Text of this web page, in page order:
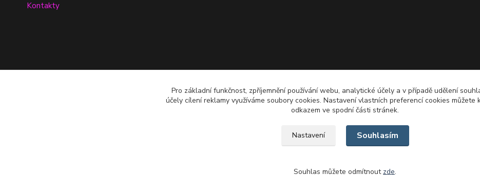
Kontakty
Pro základní funkčnost, zpříjemnění používání webu, analytické účely a v případě udělení
účely cílení reklamy využíváme soubory cookies. Nastavení vlastních preferencí cookies můžete
odkazem ve spodní části stránek.
Nastavení Souhlasím
Souhlas můžete odmítnout zde.